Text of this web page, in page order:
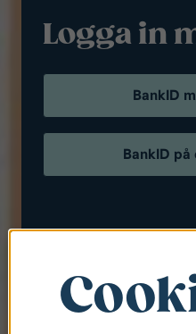
Logga in
BankID
BankID på
Logga in med
Har du inte ett konto